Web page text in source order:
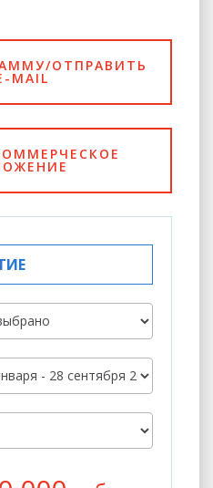
ОТПРАВИТЬ
MAIL